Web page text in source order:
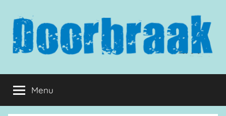
inhoud
springen
Doorbraak.eu
Menu